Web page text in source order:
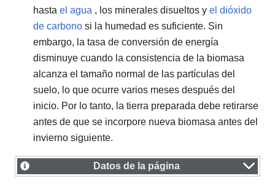
hasta el agua , los minerales disueltos y el dióxido
de carbono si la humedad es suficiente. Sin
embargo, la tasa de conversión de energía
disminuye cuando la consistencia de la biomasa
alcanza el tamaño normal de las partículas del
suelo, lo que ocurre varios meses después del
inicio. Por lo tanto, la tierra preparada debe retirarse
antes de que se incorpore nueva biomasa antes del
invierno siguiente.
Datos de la página